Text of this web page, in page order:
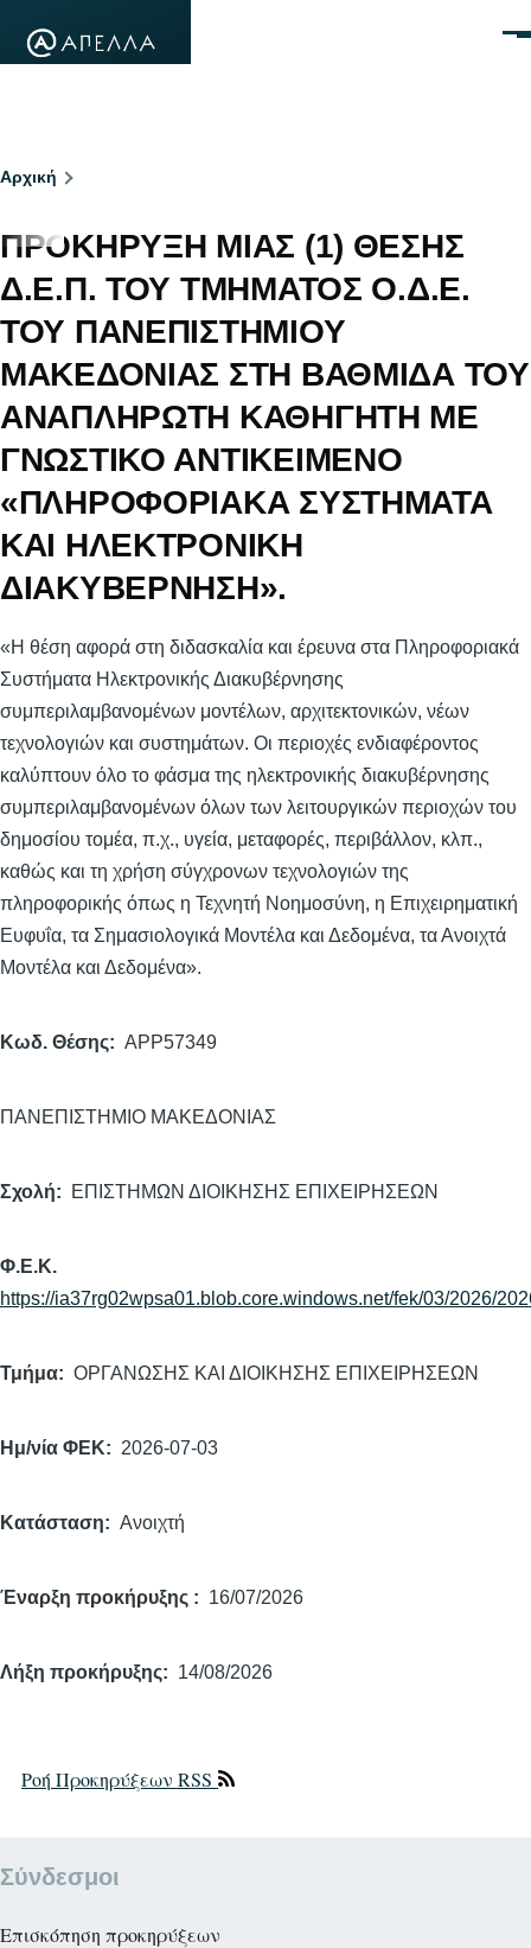
Breadcrumb
Αρχική
ΠΡΟΚΗΡΥΞΗ ΜΙΑΣ (1) ΘΕΣΗΣ
Δ.Ε.Π. ΤΟΥ ΤΜΗΜΑΤΟΣ Ο.Δ.Ε.
ΤΟΥ ΠΑΝΕΠΙΣΤΗΜΙΟΥ
ΜΑΚΕΔΟΝΙΑΣ ΣΤΗ ΒΑΘΜΙΔΑ ΤΟΥ
ΑΝΑΠΛΗΡΩΤΗ ΚΑΘΗΓΗΤΗ ΜΕ
ΓΝΩΣΤΙΚΟ ΑΝΤΙΚΕΙΜΕΝΟ
«ΠΛΗΡΟΦΟΡΙΑΚΑ ΣΥΣΤΗΜΑΤΑ
ΚΑΙ ΗΛΕΚΤΡΟΝΙΚΗ
ΔΙΑΚΥΒΕΡΝΗΣΗ».
«Η θέση αφορά στη διδασκαλία και έρευνα στα Πληροφοριακά
Συστήματα Ηλεκτρονικής Διακυβέρνησης
συμπεριλαμβανομένων μοντέλων, αρχιτεκτονικών, νέων
τεχνολογιών και συστημάτων. Οι περιοχές ενδιαφέροντος
καλύπτουν όλο το φάσμα της ηλεκτρονικής διακυβέρνησης
συμπεριλαμβανομένων όλων των λειτουργικών περιοχών του
δημοσίου τομέα, π.χ., υγεία, μεταφορές, περιβάλλον, κλπ.,
καθώς και τη χρήση σύγχρονων τεχνολογιών της
πληροφορικής όπως η Τεχνητή Νοημοσύνη, η Επιχειρηματική
Ευφυΐα, τα Σημασιολογικά Μοντέλα και Δεδομένα, τα Ανοιχτά
Μοντέλα και Δεδομένα».
Κωδ. Θέσης APP57349
ΠΑΝΕΠΙΣΤΗΜΙΟ ΜΑΚΕΔΟΝΙΑΣ
Σχολή ΕΠΙΣΤΗΜΩΝ ΔΙΟΙΚΗΣΗΣ ΕΠΙΧΕΙΡΗΣΕΩΝ
Φ.Ε.Κ.
https://ia37rg02wpsa01.blob.core.windows.net/fek/03/2026/
Τμήμα ΟΡΓΑΝΩΣΗΣ ΚΑΙ ΔΙΟΙΚΗΣΗΣ ΕΠΙΧΕΙΡΗΣΕΩΝ
Ημ/νία ΦΕΚ 2026-07-03
Κατάσταση Ανοιχτή
Έναρξη προκήρυξης 16/07/2026
Λήξη προκήρυξης 14/08/2026
Ροή Προκηρύξεων RSS
Σύνδεσμοι
Επισκόπηση προκηρύξεων